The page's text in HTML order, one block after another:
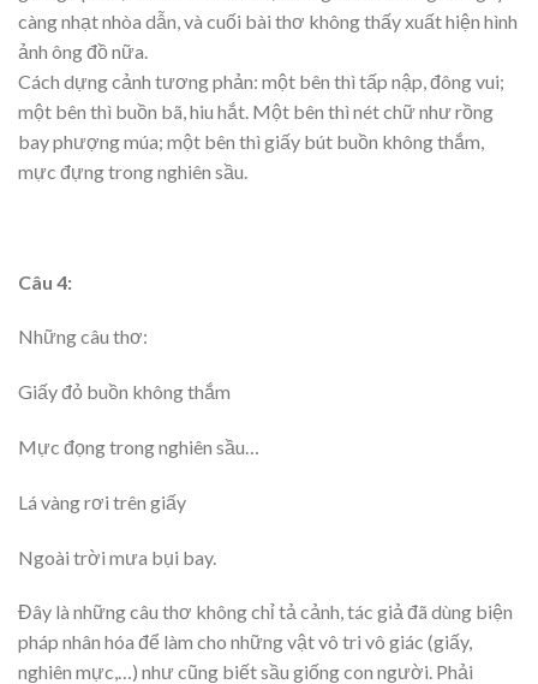
càng nhạt nhòa dẫn, và cuối bài thơ không thấy xuất hiện hình
ảnh ông đồ nữa.
Cách dựng cảnh tương phản: một bên thì tấp nập, đông vui;
một bên thì buồn bã, hiu hắt. Một bên thì nét chữ như rồng
bay phượng múa; một bên thì giấy bút buồn không thắm,
mực đựng trong nghiên sầu.
Câu 4:
Những câu thơ:
Giấy đỏ buồn không thắm
Mực đọng trong nghiên sầu…
Lá vàng rơi trên giấy
Ngoài trời mưa bụi bay.
Đây là những câu thơ không chỉ tả cảnh, tác giả đã dùng biện
pháp nhân hóa để làm cho những vật vô tri vô giác (giấy,
nghiên mực,…) như cũng biết sầu giống con người. Phải